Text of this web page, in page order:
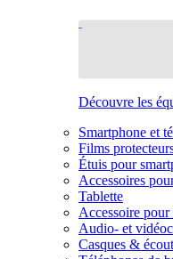
Découvre les
Smartphone et
Films
Étuis pour
Accessoires
Tablette
Accessoire pour
Audio- et
Casques &